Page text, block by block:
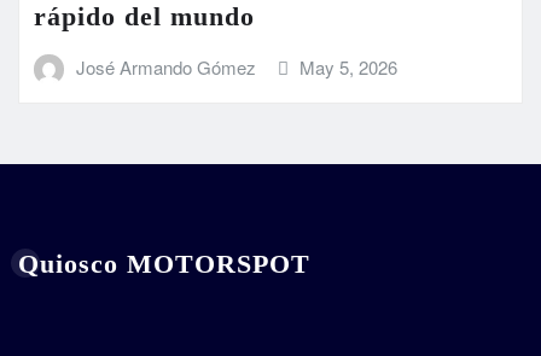
rápido del mundo
José Armando Gómez May 5, 2026
Quiosco MOTORSPOT